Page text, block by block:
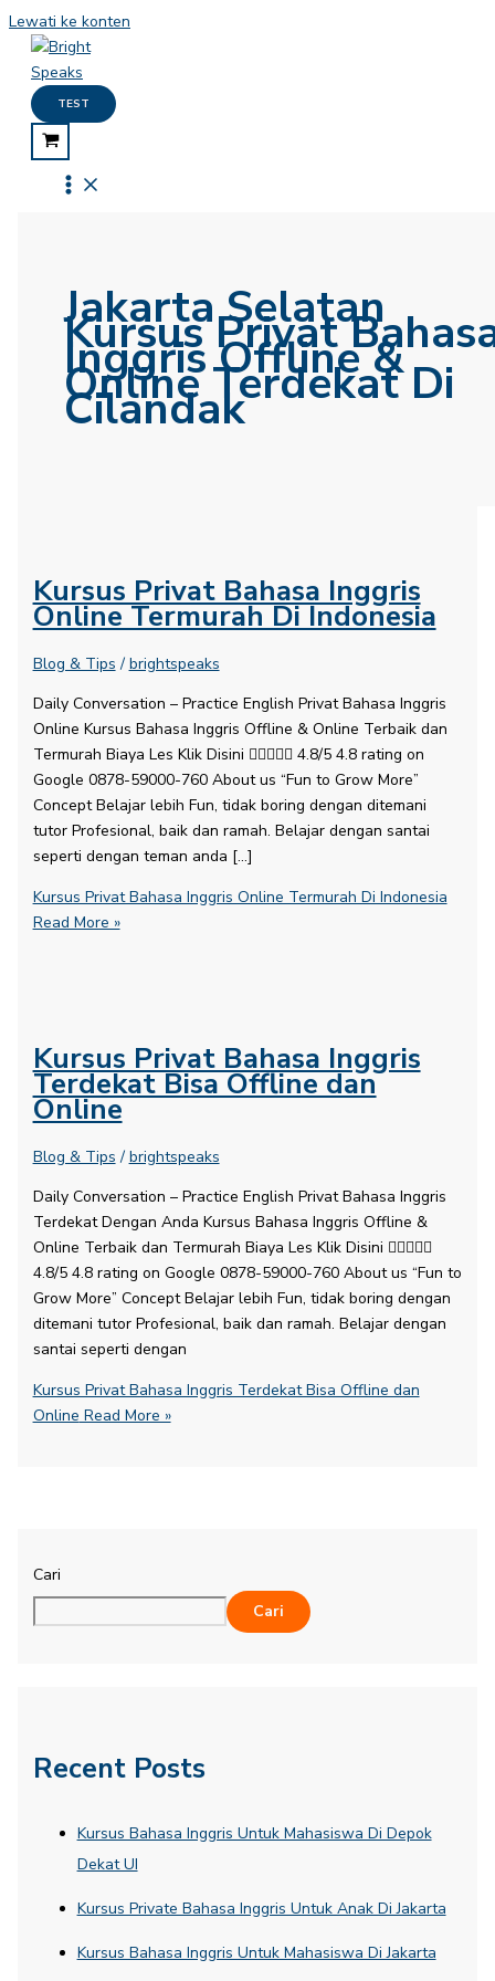
Lewati ke konten
TEST
Jakarta Selatan
Kursus Privat
Inggris Offline &
Online Terdekat Di
Cilandak
Kursus Privat Bahasa Inggris
Online Termurah Di Indonesia
Blog & Tips / brightspeaks
Daily Conversation – Practice English​ Privat Bahasa Inggris
Online Kursus Bahasa Inggris Offline & Online Terbaik dan
Termurah Biaya Les Klik Disini  4.8/5 4.8 rating on
Google 0878-59000-760 About us “Fun to Grow More”
Concept Belajar lebih Fun, tidak boring dengan ditemani
tutor Profesional, baik dan ramah. Belajar dengan santai
seperti dengan teman anda […]
Kursus Privat Bahasa Inggris Online Termurah Di Indonesia
Read More »
Kursus Privat Bahasa Inggris
Terdekat Bisa Offline dan
Online
Blog & Tips / brightspeaks
Daily Conversation – Practice English​ Privat Bahasa Inggris
Terdekat Dengan Anda Kursus Bahasa Inggris Offline &
Online Terbaik dan Termurah Biaya Les Klik Disini 
4.8/5 4.8 rating on Google 0878-59000-760 About us “Fun to
Grow More” Concept Belajar lebih Fun, tidak boring dengan
ditemani tutor Profesional, baik dan ramah. Belajar dengan
santai seperti dengan
Kursus Privat Bahasa Inggris Terdekat Bisa Offline dan
Online Read More »
Cari
Cari
Recent Posts
Kursus Bahasa Inggris Untuk Mahasiswa Di Depok
Dekat UI
Kursus Private Bahasa Inggris Untuk Anak Di Jakarta
Kursus Bahasa Inggris Untuk Mahasiswa Di Jakarta